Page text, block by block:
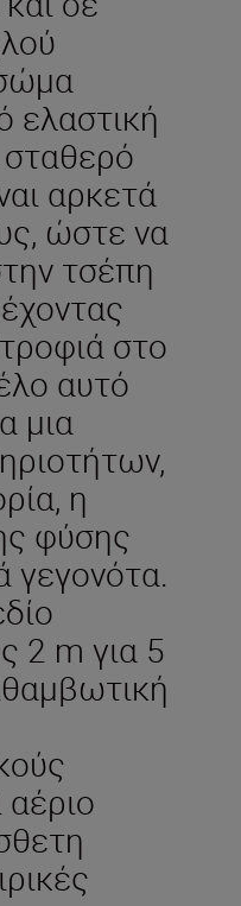
ελαστική
αρκετά
ώστε να
τσέπη
στο
αυτό
μια
η
φύσης
γεγονότα.
2 m για 5
αέριο